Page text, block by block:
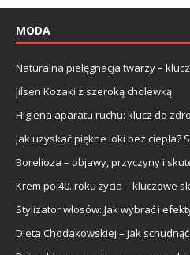
MODA
Naturalna pielęgnacja twarzy –
Jilsen Kozaki z szeroką cholewką
Higiena aparatu ruchu: klucz do
Jak uzyskać piękne loki bez
Borelioza – objawy, przyczyny i
Krem po 40. roku życia – kluczowe
Stylizator włosów: Jak wybrać i
Dieta Chodakowskiej – jak